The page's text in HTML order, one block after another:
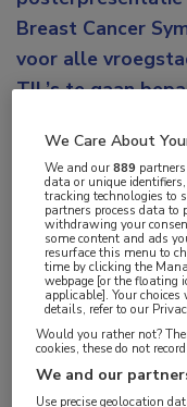
Breast Cancer
voor alle
TIL’s te gaan
TIL’s spelen een
behandeling van
maat voor de
tumor. Maar
van de patiënt of
behandeling?
gestart bij
aantal jaren
borstkanker lastig
We Care About
We and our889
data or unique
tracking technologies to
partners process data to
withdrawing your
some content and ads
resurface this menu to
time by clicking the
webpage [or the floating
applicable]. Your
details, refer to our
Would you rather not?
cookies, these do not
We and our
Use precise geolocation